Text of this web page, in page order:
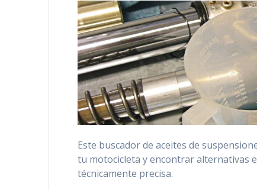
Este buscador de aceites de
tu motocicleta y encontrar alternativas
técnicamente precisa.